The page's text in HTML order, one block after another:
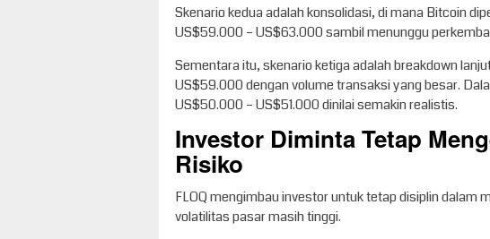
Skenario kedua adalah konsolidasi, di mana Bitcoin
US$59.000 – US$63.000 sambil menunggu
Sementara itu, skenario ketiga adalah breakdown
US$59.000 dengan volume transaksi yang besar.
US$50.000 – US$51.000 dinilai semakin realistis.
Investor Diminta Tetap
Risiko
FLOQ mengimbau investor untuk tetap disiplin dalam
volatilitas pasar masih tinggi.